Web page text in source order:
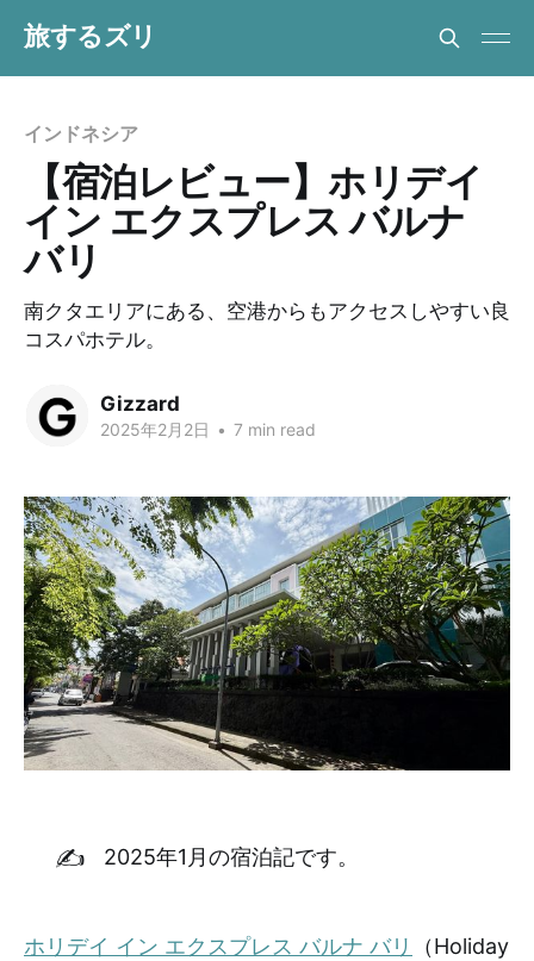
旅するズリ
インドネシア
【宿泊レビュー】ホリデイ
イン エクスプレス バルナ
バリ
南クタエリアにある、空港からもアクセスしやすい良
コスパホテル。
Gizzard
2025年2月2日 • 7 min read
✍️ 2025年1月の宿泊記です。
ホリデイ イン エクスプレス バルナ バリ
（Holiday